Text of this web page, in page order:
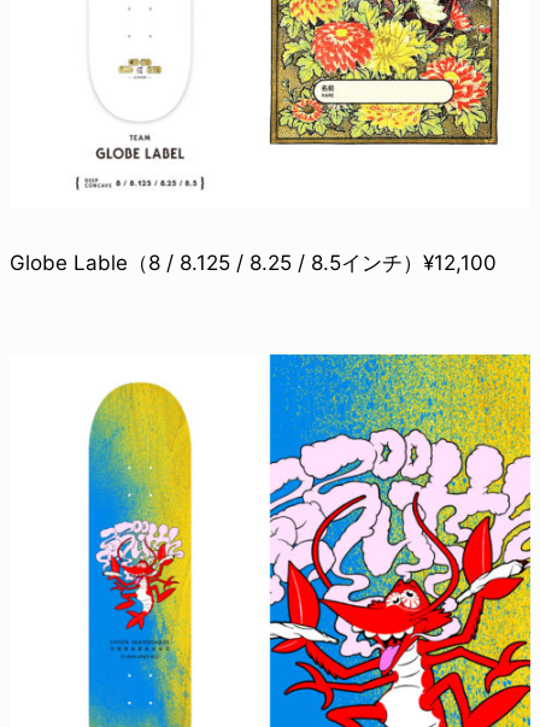
Globe Lable（8 / 8.125 / 8.25 / 8.5インチ）¥12,100